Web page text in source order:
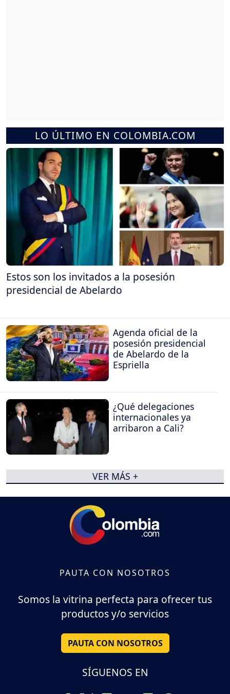
LO ÚLTIMO EN COLOMBIA.COM
Estos son los invitados a la posesión
presidencial de Abelardo
Agenda oficial de la
posesión presidencial
de Abelardo de la
Espriella
¿Qué delegaciones
internacionales ya
arribaron a Cali?
VER MÁS +
PAUTA CON NOSOTROS
Somos la vitrina perfecta para ofrecer tus
productos y/o servicios
PAUTA CON NOSOTROS
SÍGUENOS EN